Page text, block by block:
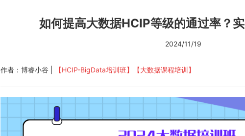
如何提高大数据HCIP等级的通过率？
2024/11/19
作者：博睿小谷 | 【HCIP-BigData培训班】 【大数据课程培训】